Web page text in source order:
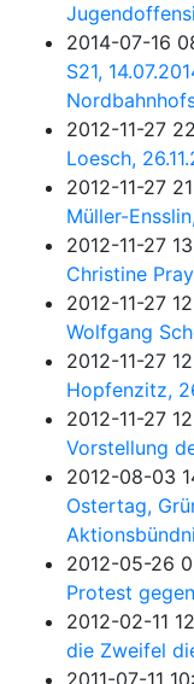
2014-07-16
S21,
2012-11-27
Loesch,
2012-11-27
Müller-
2012-11-27
Christine
2012-11-27
Wolfgang
2012-11-27
Hopfenzitz,
2012-11-27
Vorstellung
2012-08-03
Ostertag,
2012-05-26
Protest
2012-02-11
die Zweifel
2011-07-11